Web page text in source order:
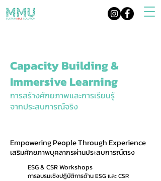
Capacity Building &
Immersive Learning
การสร้างศักยภาพและการเรียนรู้
จากประสบการณ์จริง
Empowering People Through Experience
เสริมศักยภาพบุคลากรผ่านประสบการณ์ตรง
ESG & CSR Workshops
การอบรมเชิงปฏิบัติการด้าน ESG และ CSR